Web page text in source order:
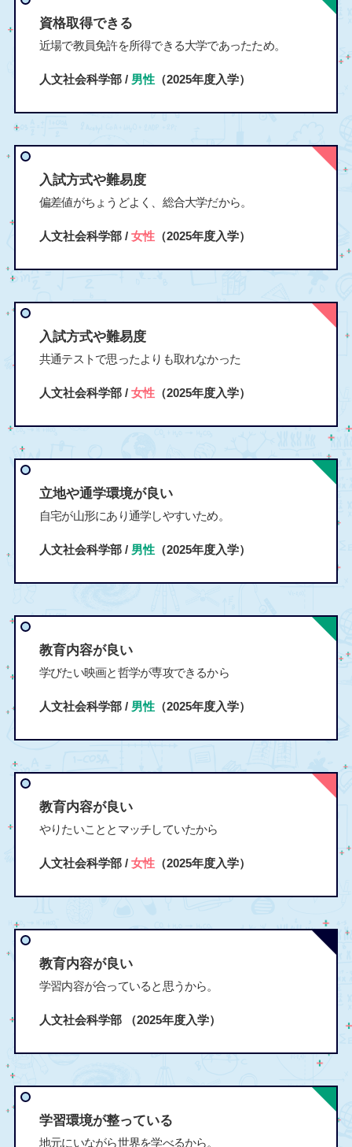
資格取得できる
近場で教員免許を所得できる大学であったため。
人文社会科学部 / 男性（2025年度入学）
入試方式や難易度
偏差値がちょうどよく、総合大学だから。
人文社会科学部 / 女性（2025年度入学）
入試方式や難易度
共通テストで思ったよりも取れなかった
人文社会科学部 / 女性（2025年度入学）
立地や通学環境が良い
自宅が山形にあり通学しやすいため。
人文社会科学部 / 男性（2025年度入学）
教育内容が良い
学びたい映画と哲学が専攻できるから
人文社会科学部 / 男性（2025年度入学）
教育内容が良い
やりたいこととマッチしていたから
人文社会科学部 / 女性（2025年度入学）
教育内容が良い
学習内容が合っていると思うから。
人文社会科学部 （2025年度入学）
学習環境が整っている
地元にいながら世界を学べるから。